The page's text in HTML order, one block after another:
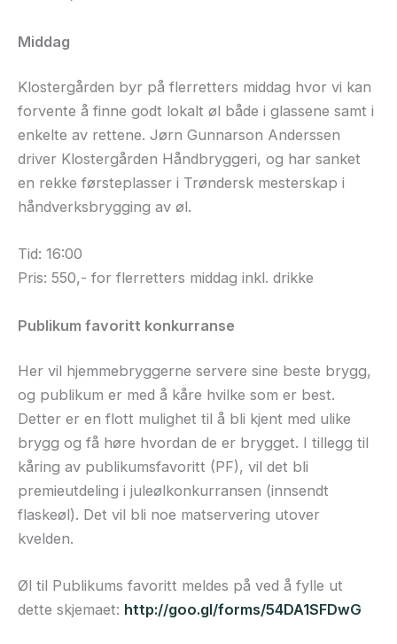
Middag
Klostergården byr på flerretters middag hvor vi kan
forvente å finne godt lokalt øl både i glassene samt i
enkelte av rettene. Jørn Gunnarson Anderssen
driver Klostergården Håndbryggeri, og har sanket
en rekke førsteplasser i Trøndersk mesterskap i
håndverksbrygging av øl.
Tid: 16:00
Pris: 550,- for flerretters middag inkl. drikke
Publikum favoritt konkurranse
Her vil hjemmebryggerne servere sine beste brygg,
og publikum er med å kåre hvilke som er best.
Detter er en flott mulighet til å bli kjent med ulike
brygg og få høre hvordan de er brygget. I tillegg til
kåring av publikumsfavoritt (PF), vil det bli
premieutdeling i juleølkonkurransen (innsendt
flaskeøl). Det vil bli noe matservering utover
kvelden.
Øl til Publikums favoritt meldes på ved å fylle ut
dette skjemaet: http://goo.gl/forms/54DA1SFDwG